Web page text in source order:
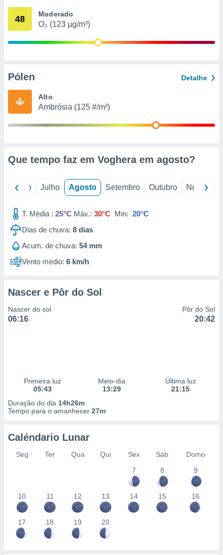
através
estudos
1199
48 Moderado
O₃ (123 µg/m³)
Pólen Detalhe
Alto
Ambrósia (125 #/m³)
Que tempo faz em Voghera em agosto?
Junho Julho Agosto Setembro Outubro Novembro
T. Média : 25°C Máx.: 30°C Min: 20°C
Dias de chuva: 8 dias
Acum. de chuva: 54 mm
Vento médio: 6 km/h
Nascer e Pôr do Sol
Nascer do sol
06:16
Pôr do Sol
20:42
Primeira luz
05:43
Meio-dia
13:29
Última luz
21:15
Duração do dia 14h26m
Tempo para o amanhecer 27m
Caléndario Lunar
Seg Ter Qua Qui Sex Sáb
Domo
7
8 9
10 11 12 13 14 15 16
17 18 19 20